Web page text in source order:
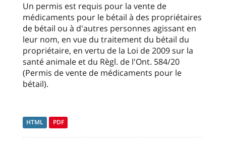
Un permis est requis pour la vente de
médicaments pour le bétail à des propriétaires
de bétail ou à d'autres personnes agissant en
leur nom, en vue du traitement du bétail du
propriétaire, en vertu de la Loi de 2009 sur la
santé animale et du Règl. de l'Ont. 584/20
(Permis de vente de médicaments pour le
bétail).
HTML PDF